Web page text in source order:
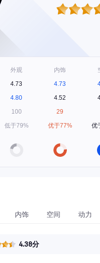
外观
4.73
4.80
100
低于79%
内饰
4.73
4.52
29
优于77%
优
内饰 空间 动力
4.38分